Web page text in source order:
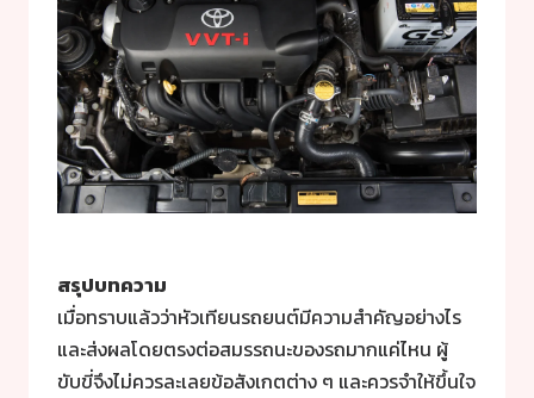
สรุปบทความ
เมื่อทราบแล้วว่าหัวเทียนรถยนต์มีความสำคัญอย่างไร
และส่งผลโดยตรงต่อสมรรถนะของรถมากแค่ไหน ผู้
ขับขี่จึงไม่ควรละเลยข้อสังเกตต่าง ๆ และควรจำให้ขึ้นใจ